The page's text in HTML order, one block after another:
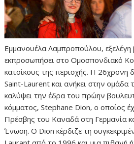
Εμμανουέλα Λαμπροπούλου, εξελέγη
εκπροσωπήσει στο Ομοσπονδιακό
κατοίκους της περιοχής. Η 26χρονη
Saint-Laurent και ανήκει στην
καλύψει την έδρα του πρώην
κόμματος, Stephane Dion, ο οποίος
Πρέσβης του Καναδά στη Γερμανία
Ένωση. Ο Dion κέρδιζε τη